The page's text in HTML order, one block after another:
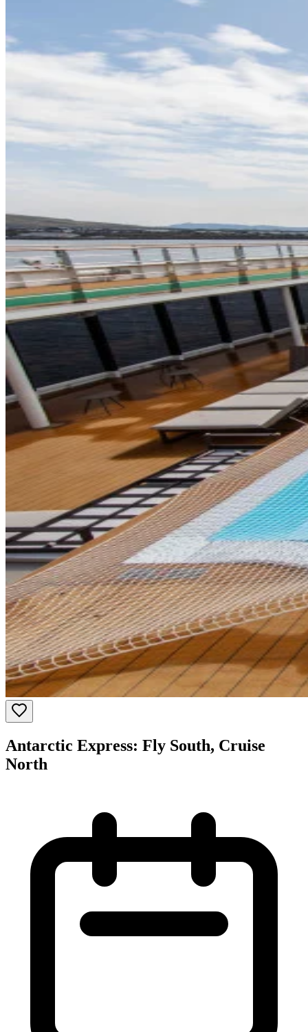
Antarctic Express: Fly South, Cruise
North